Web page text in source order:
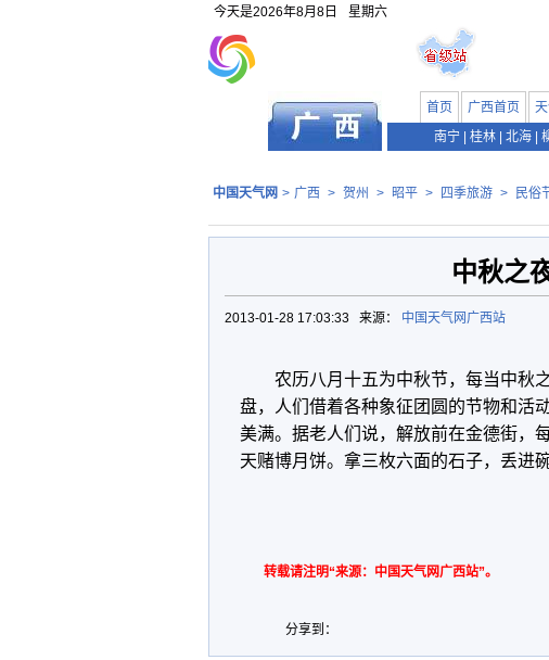
今天是2026年8月8日 星期六
首页 广西首页
南宁
桂林 北海
中国天气网 > 广西 > 贺州 > 昭平 > 四季旅游 > 民俗
中秋之
2013-01-28 17:03:33 来源： 中国天气网广西站
农历八月十五为中秋节，每当中秋
盘，人们借着各种象征团圆的节物和活
美满。据老人们说，解放前在金德街，
天赌博月饼。拿三枚六面的石子，丢进
转载请注明“来源：中国天气网广西站”。
分享到：